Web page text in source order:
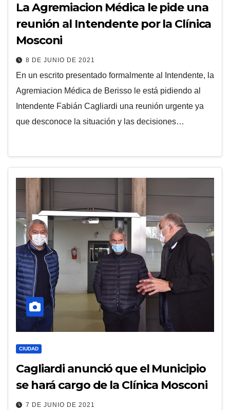
La Agremiacion Médica le pide una
reunión al Intendente por la Clínica
Mosconi
8 DE JUNIO DE 2021
En un escrito presentado formalmente al Intendente, la
Agremiacion Médica de Berisso le está pidiendo al
Intendente Fabián Cagliardi una reunión urgente ya
que desconoce la situación y las decisiones…
CIUDAD
Cagliardi anunció que el Municipio
se hará cargo de la Clínica Mosconi
7 DE JUNIO DE 2021